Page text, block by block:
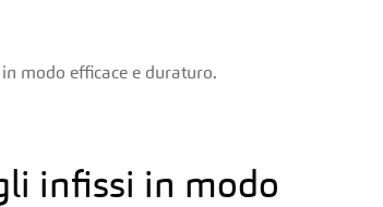
modo efficace e duraturo.
infissi in modo